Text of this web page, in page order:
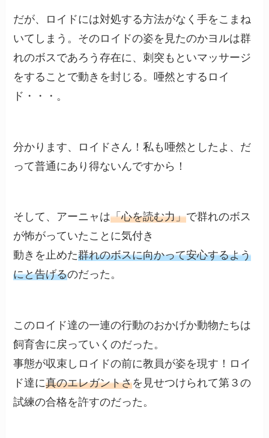
だが、ロイドには対処する方法がなく手をこまね
いてしまう。そのロイドの姿を見たのかヨルは群
れのボスであろう存在に、刺突もといマッサージ
をすることで動きを封じる。唖然とするロイ
ド・・・。
分かります、ロイドさん！私も唖然としたよ、だ
って普通にあり得ないんですから！
そして、アーニャは「心を読む力」で群れのボス
が怖がっていたことに気付き
動きを止めた群れのボスに向かって安心するよう
にと告げるのだった。
このロイド達の一連の行動のおかげか動物たちは
飼育舎に戻っていくのだった。
事態が収束しロイドの前に教員が姿を現す！ロイ
ド達に真のエレガントさを見せつけられて第３の
試練の合格を許すのだった。